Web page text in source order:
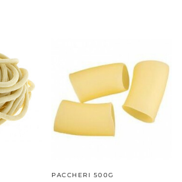
PACCHERI 500G